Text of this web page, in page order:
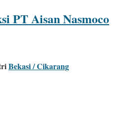
PT Aisan Nasmoco
Bekasi / Cikarang